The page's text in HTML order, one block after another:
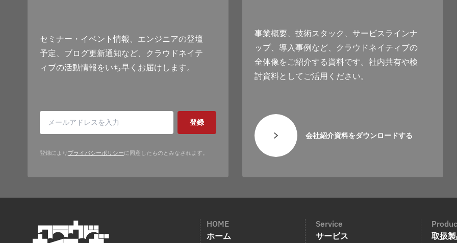
セミナー・イベント情報、エンジニアの登壇
予定、ブログ更新通知など、クラウドネイテ
ィブの活動情報をいち早くお届けします。
登録
登録により プライバシーポリシーに同意したものとみなされます。
事業概要、技術スタック、サービスラインナ
ップ、導入事例など、クラウドネイティブの
全体像をご紹介する資料です。社内共有や検
討資料としてご活用ください。
会社紹介資料をダウンロードする
HOME
ホーム
Service
サービス 取扱